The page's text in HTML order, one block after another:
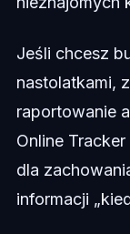
Jeśli chcesz
nastolatkami,
raportowanie
Online
dla
informacji